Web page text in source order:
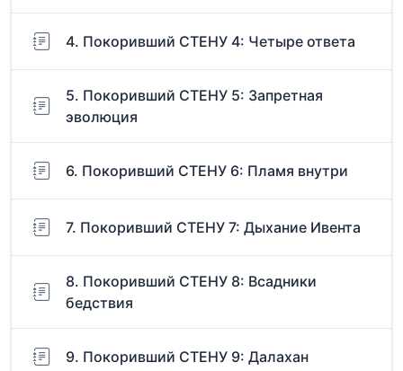
4. Покоривший СТЕНУ 4: Четыре ответа
5. Покоривший СТЕНУ 5: Запретная
эволюция
6. Покоривший СТЕНУ 6: Пламя внутри
7. Покоривший СТЕНУ 7: Дыхание Ивента
8. Покоривший СТЕНУ 8: Всадники
бедствия
9. Покоривший СТЕНУ 9: Далахан